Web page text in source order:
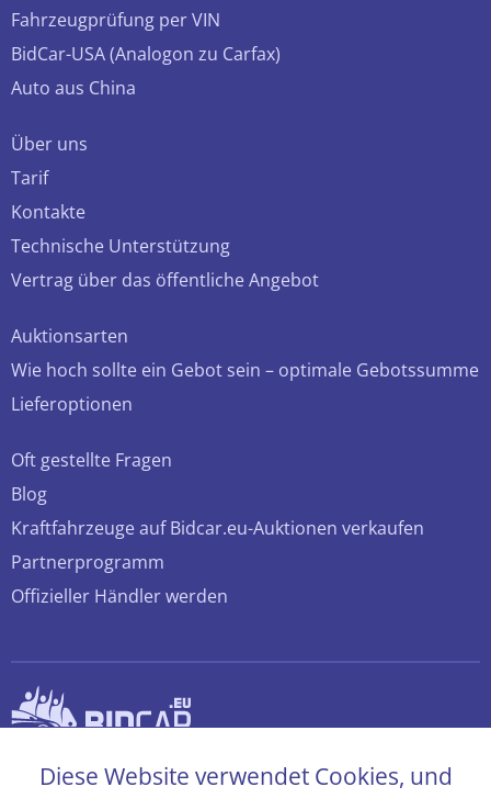
Fahrzeugprüfung per VIN
BidCar-USA (Analogon zu Carfax)
Auto aus China
Über uns
Tarif
Kontakte
Technische Unterstützung
Vertrag über das öffentliche Angebot
Auktionsarten
Wie hoch sollte ein Gebot sein – optimale Gebotssumme
Lieferoptionen
Oft gestellte Fragen
Blog
Kraftfahrzeuge auf Bidcar.eu-Auktionen verkaufen
Partnerprogramm
Offizieller Händler werden
© 2026 bidcar.eu
Alle Rechte sind vorbehalten
Diese Website verwendet Cookies, und